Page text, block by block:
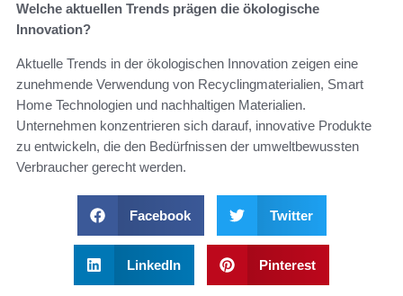
Welche aktuellen Trends prägen die ökologische
Innovation?
Aktuelle Trends in der ökologischen Innovation zeigen eine
zunehmende Verwendung von Recyclingmaterialien, Smart
Home Technologien und nachhaltigen Materialien.
Unternehmen konzentrieren sich darauf, innovative Produkte
zu entwickeln, die den Bedürfnissen der umweltbewussten
Verbraucher gerecht werden.
Facebook Twitter
LinkedIn Pinterest